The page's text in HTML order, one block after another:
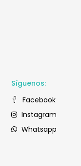
Síguenos:
Facebook
Instagram
Whatsapp